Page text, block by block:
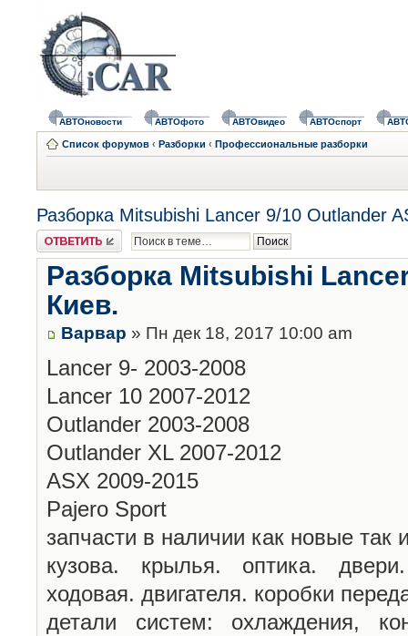
АВТОновости АВТОфото АВТОвидео АВТОспорт
Список форумов ‹ Разборки ‹ Профессиональные разборки
Разборка Mitsubishi Lancer 9/10 Outlander
Ответить
Разборка Mitsubishi
Киев.
Варвар » Пн дек 18, 2017 10:00 am
Lancer 9- 2003-2008
Lancer 10 2007-2012
Outlander 2003-2008
Outlander XL 2007-2012
ASX 2009-2015
Pajero Sport
запчасти в наличии как новые так
кузова. крылья. оптика.
ходовая. двигателя. коробки
детали систем: охлаждения,